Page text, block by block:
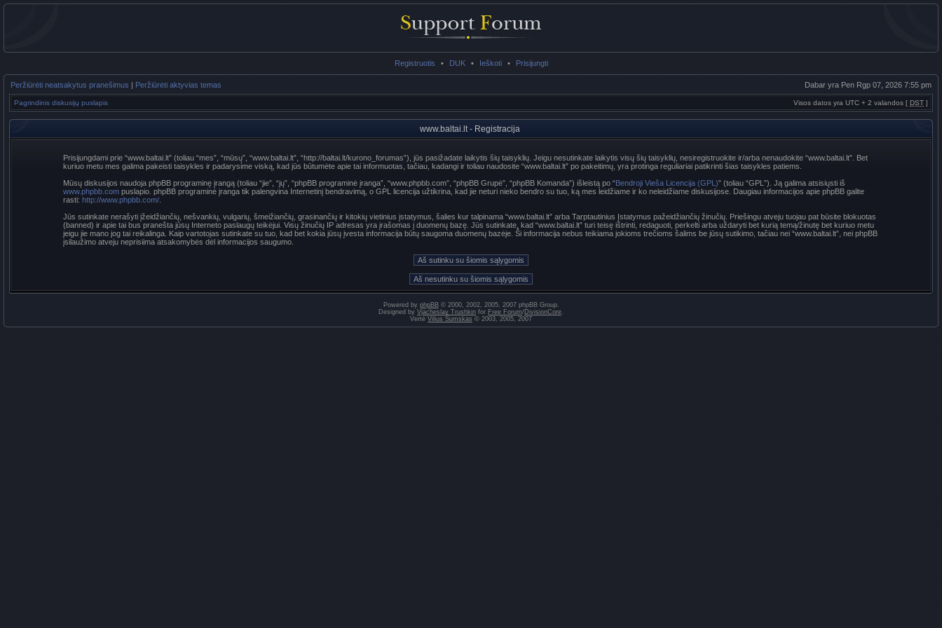
Registruotis • DUK • Ieškoti • Prisijungti
Peržiūrėti neatsakytus pranešimus | Peržiūrėti aktyvias temas Dabar yra Pen Rgp 07, 2026 7:55 pm
Pagrindinis diskusijų puslapis Visos datos yra UTC + 2 valandos [ DST ]
www.baltai.lt - Registracija
Prisijungdami prie “www.baltai.lt” (toliau “mes”, “mūsų”, “www.baltai.lt”, “http://baltai.lt/kurono_forumas”), jūs pasižadate laikytis šių taisyklių. Jeigu nesutinkate laikytis visų šių taisyklių, nesiregistruokite ir/arba nenaudokite “www.baltai.lt”. Bet
kuriuo metu mes galima pakeisti taisykles ir padarysime viską, kad jūs būtumėte apie tai informuotas, tačiau, kadangi ir toliau naudosite “www.baltai.lt” po pakeitimų, yra protinga reguliariai patikrinti šias taisykles patiems.
Mūsų diskusijos naudoja phpBB programinę įrangą (toliau “jie”, “jų”, “phpBB programinė įranga”, “www.phpbb.com”, “phpBB Grupė”, “phpBB Komanda”) išleistą po “Bendroji Vieša Licencija (GPL)” (toliau “GPL”). Ją galima atsisiųsti iš
www.phpbb.compuslapio. phpBB programinė įranga tik palengvina Internetinį bendravimą, o GPL licencija užtikrina, kad jie neturi nieko bendro su tuo, ką mes leidžiame ir ko neleidžiame diskusijose. Daugiau informacijos apie phpBB galite
rasti: http://www.phpbb.com/.
Jūs sutinkate nerašyti įžeidžiančių, nešvankių, vulgarių, šmeižiančių, grasinančių ir kitokių vietinius įstatymus, šalies kur talpinama “www.baltai.lt” arba Tarptautinius Įstatymus pažeidžiančių žinučių. Priešingu atveju tuojau pat būsite blokuotas
(banned) ir apie tai bus pranešta jūsų Interneto paslaugų teikėjui. Visų žinučių IP adresas yra įrašomas į duomenų bazę. Jūs sutinkate, kad “www.baltai.lt” turi teisę ištrinti, redaguoti, perkelti arba uždaryti bet kurią temą/žinutę bet kuriuo metu
jeigu jie mano jog tai reikalinga. Kaip vartotojas sutinkate su tuo, kad bet kokia jūsų įvesta informacija būtų saugoma duomenų bazėje. Ši informacija nebus teikiama jokioms trečioms šalims be jūsų sutikimo, tačiau nei “www.baltai.lt”, nei phpBB
įsilaužimo atveju neprisiima atsakomybės dėl informacijos saugumo.
Powered by phpBB© 2000, 2002, 2005, 2007 phpBB Group.
Designed by Vjacheslav Trushkin for Free Forum/DivisionCore.
Vertė Vilius Šumskas © 2003, 2005, 2007